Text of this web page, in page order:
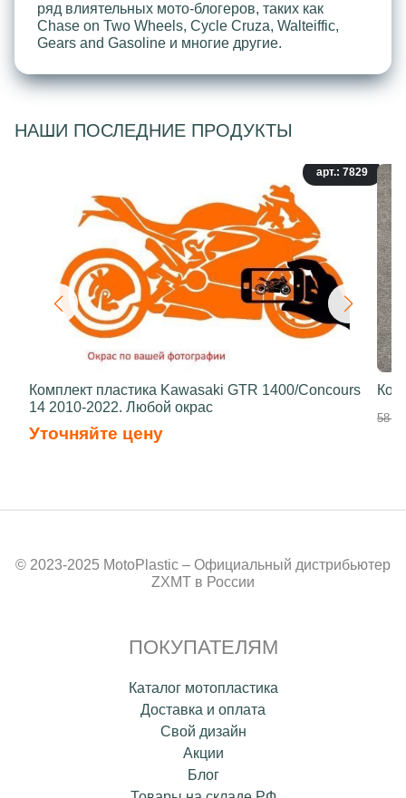
ряд влиятельных мото-блогеров, таких как
Chase on Two Wheels, Cycle Cruza, Walteiffic,
Gears and Gasoline и многие другие.
НАШИ ПОСЛЕДНИЕ ПРОДУКТЫ
арт.: 7829
Комплект пластика Kawasaki GTR 1400/Concours
14 2010-2022. Любой окрас
Уточняйте цену
58
© 2023-2025 MotoPlastic – Официальный дистрибьютер
ZXMT в России
ПОКУПАТЕЛЯМ
Каталог мотопластика
Доставка и оплата
Свой дизайн
Акции
Блог